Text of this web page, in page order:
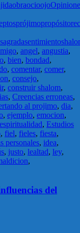
obraocioojo
prójimopropósito
sagradasentimiento
, angel, angustia,
, bien, bondad,
, comentar, comer,
, consejo,
, construir shalom,
, Creencias erroneas,
al projimo, dia,
, ejemplo, emocion,
espiritualidad, Estudios
, fiel, fieles, fiesta,
personales, idea,
, justo, lealtad, ley,
,
del